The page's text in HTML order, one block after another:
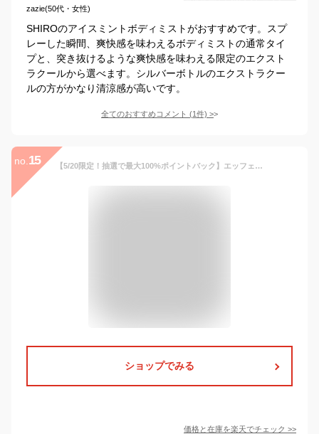
zazie(50代・女性)
SHIROのアイスミントボディミストがおすすめです。スプ
レーした瞬間、爽快感を味わえるボディミストの通常タイ
プと、突き抜けるような爽快感を味わえる限定のエクスト
ラクールから選べます。シルバーボトルのエクストラクー
ルの方がかなり清涼感が高いです。
全てのおすすめコメント (1件) >
no. 15 【5/20限定！抽選で最大100%ポイントバック】エッフェオーガニック F ORGANICS ナチュラルボディミスト クールL 保湿化粧水 保湿 ボディスプレー エイジング スキンケア 化粧水質 乾燥肌 敏感肌 化粧品 女性 メンズ
ショップでみる
価格と在庫を楽天でチェック >>